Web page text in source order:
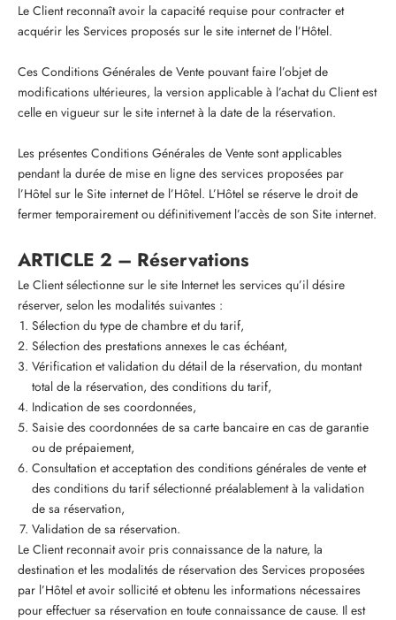
Le Client reconnaît avoir la capacité requise pour contracter et
acquérir les Services proposés sur le site internet de l’Hôtel.
Ces Conditions Générales de Vente pouvant faire l’objet de
modifications ultérieures, la version applicable à l’achat du Client est
celle en vigueur sur le site internet à la date de la réservation.
Les présentes Conditions Générales de Vente sont applicables
pendant la durée de mise en ligne des services proposées par
l’Hôtel sur le Site internet de l’Hôtel. L’Hôtel se réserve le droit de
fermer temporairement ou définitivement l’accès de son Site internet.
ARTICLE 2 – Réservations
Le Client sélectionne sur le site Internet les services qu’il désire
réserver, selon les modalités suivantes :
Sélection du type de chambre et du tarif,
Sélection des prestations annexes le cas échéant,
Vérification et validation du détail de la réservation, du montant
total de la réservation, des conditions du tarif,
Indication de ses coordonnées,
Saisie des coordonnées de sa carte bancaire en cas de garantie
ou de prépaiement,
Consultation et acceptation des conditions générales de vente et
des conditions du tarif sélectionné préalablement à la validation
de sa réservation,
Validation de sa réservation.
Le Client reconnait avoir pris connaissance de la nature, la
destination et les modalités de réservation des Services proposées
par l’Hôtel et avoir sollicité et obtenu les informations nécessaires
pour effectuer sa réservation en toute connaissance de cause. Il est